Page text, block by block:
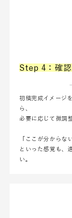
Step 4：確
初稿完成イメージ
ら、
必要に応じて微調
「ここが分からな
といった感覚も、
い。